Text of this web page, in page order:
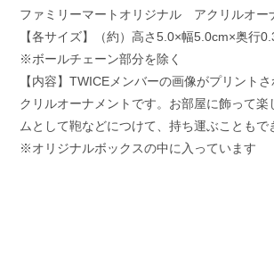
ファミリーマートオリジナル アクリルオー
【各サイズ】（約）高さ5.0×幅5.0cm×奥行
※ボールチェーン部分を除く
【内容】TWICEメンバーの画像がプリント
クリルオーナメントです。お部屋に飾って楽
ムとして鞄などにつけて、持ち運ぶこともで
※オリジナルボックスの中に入っています